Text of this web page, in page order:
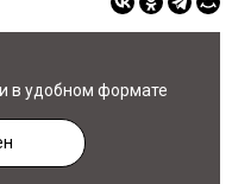
в удобном формате